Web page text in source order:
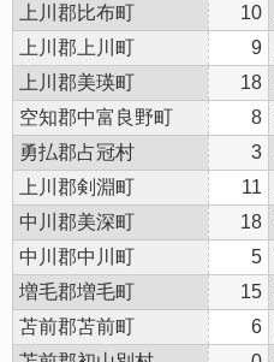
上川郡比布町
10
上川郡上川町
9
上川郡美瑛町
18
空知郡中富良野町
8
勇払郡占冠村
3
上川郡剣淵町
11
中川郡美深町
18
中川郡中川町
5
増毛郡増毛町
15
苫前郡苫前町
6